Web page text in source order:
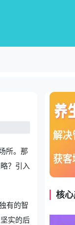
所。那
？引入
有的智
实的后
核